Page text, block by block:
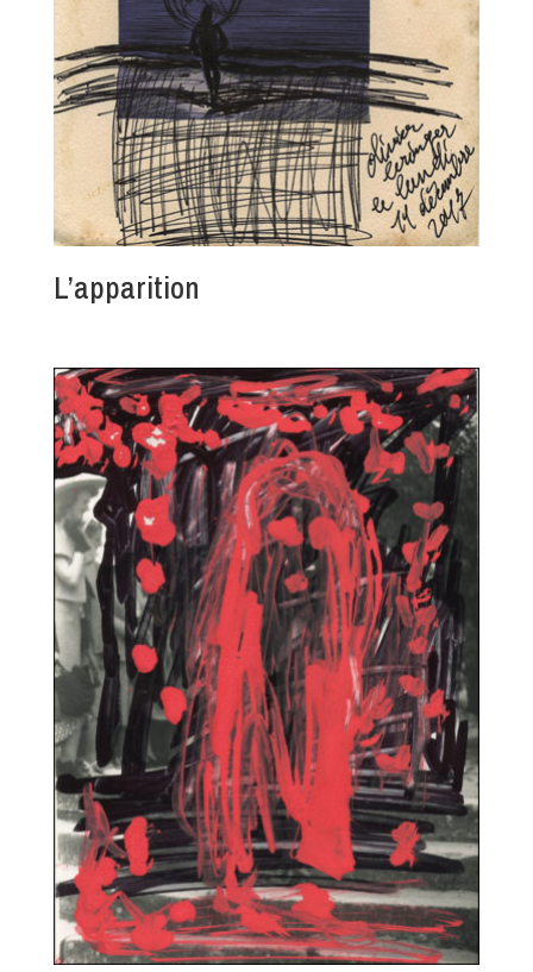
L’apparition